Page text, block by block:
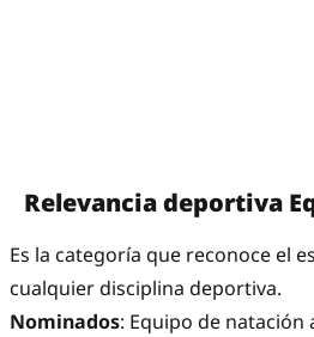
Relevancia deportiva
Es la categoría que reconoce el
cualquier disciplina deportiva.
Nominados: Equipo de